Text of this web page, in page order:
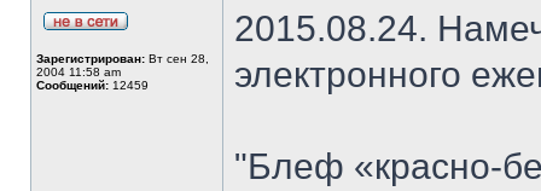
Зарегистрирован: Вт сен 28,
2004 11:58 am
Сообщений: 12459
2015.08.24.
электронного
"Блеф «красно-